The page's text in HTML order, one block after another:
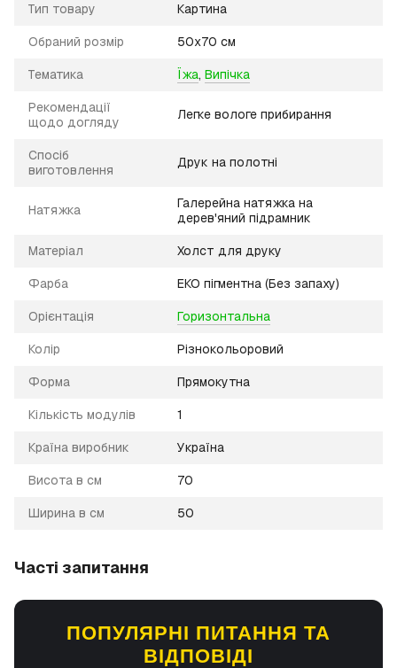
Тип товару Картина
Обраний розмір 50х70 см
Тематика Їжа, Випічка
Рекомендації
щодо догляду
Легке вологе прибирання
Спосіб
виготовлення
Друк на полотні
Натяжка
Галерейна натяжка на
дерев'яний підрамник
Матеріал Холст для друку
Фарба ЕКО пігментна (Без запаху)
Орієнтація Горизонтальна
Колір Різнокольоровий
Форма Прямокутна
Кількість модулів 1
Країна виробник Україна
Висота в см 70
Ширина в см 50
Часті запитання
ПОПУЛЯРНІ ПИТАННЯ ТА
ВІДПОВІДІ